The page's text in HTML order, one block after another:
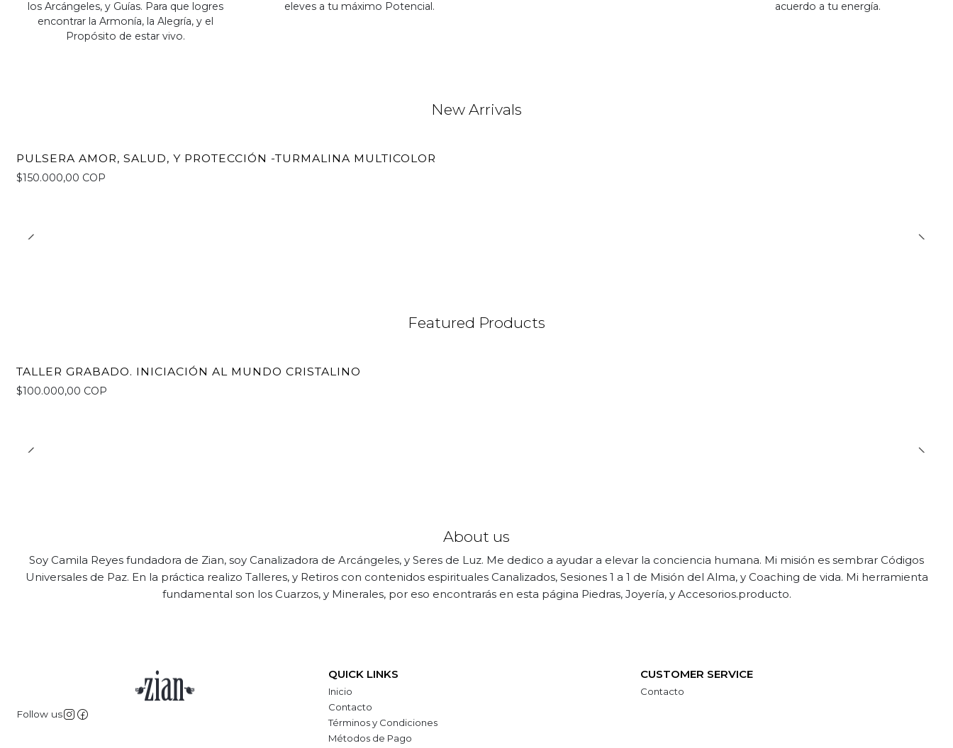
los Arcángeles, y Guías. Para que logres
encontrar la Armonía, la Alegría, y el
Propósito de estar vivo.
eleves a tu máximo Potencial.
acuerdo a tu energía.
New Arrivals
PULSERA AMOR, SALUD, Y PROTECCIÓN -TURMALINA MULTICOLOR
$150.000,00 COP
Featured Products
TALLER GRABADO. INICIACIÓN AL MUNDO CRISTALINO
$100.000,00 COP
About us
Soy Camila Reyes fundadora de Zian, soy Canalizadora de Arcángeles, y Seres de Luz. Me dedico a ayudar a elevar la conciencia humana. Mi misión es sembrar Códigos
Universales de Paz. En la práctica realizo Talleres, y Retiros con contenidos espirituales Canalizados, Sesiones 1 a 1 de Misión del Alma, y Coaching de vida. Mi herramienta
fundamental son los Cuarzos, y Minerales, por eso encontrarás en esta página Piedras, Joyería, y Accesorios.producto.
Follow us
QUICK LINKS
Inicio
Contacto
Términos y Condiciones
Métodos de Pago
CUSTOMER SERVICE
Contacto